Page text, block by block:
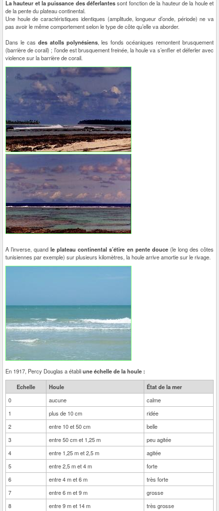
La hauteur et la puissance des déferlantessont fonction de la hauteur de la houle et
de la pente du plateau continental.
Une houle de caractéristiques identiques (amplitude, longueur d’onde, période) ne va
pas avoir le même comportement selon le type de côte qu’elle va aborder.
Dans le cas des atolls polynésiens, les fonds océaniques remontent brusquement
(barrière de corail) ; l’onde est brusquement freinée, la houle va s’enfler et déferler avec
violence sur la barrière de corail.
A l’inverse, quandle plateau continental s’étire en pente douce (le long des côtes
tunisiennes par exemple) sur plusieurs kilomètres, la houle arrive amortie sur le rivage.
En 1917, Percy Douglas a établiune échelle de la houle :
Echelle
Houle
État de la mer
0
aucune
calme
1
plus de 10 cm
ridée
2
entre 10 et 50 cm
belle
3
entre 50 cm et 1,25 m
peu agitée
4
entre 1,25 m et 2,5 m
agitée
5
entre 2,5 m et 4 m
forte
6
entre 4 m et 6 m
très forte
7
entre 6 m et 9 m
grosse
8
entre 9 m et 14 m très grosse